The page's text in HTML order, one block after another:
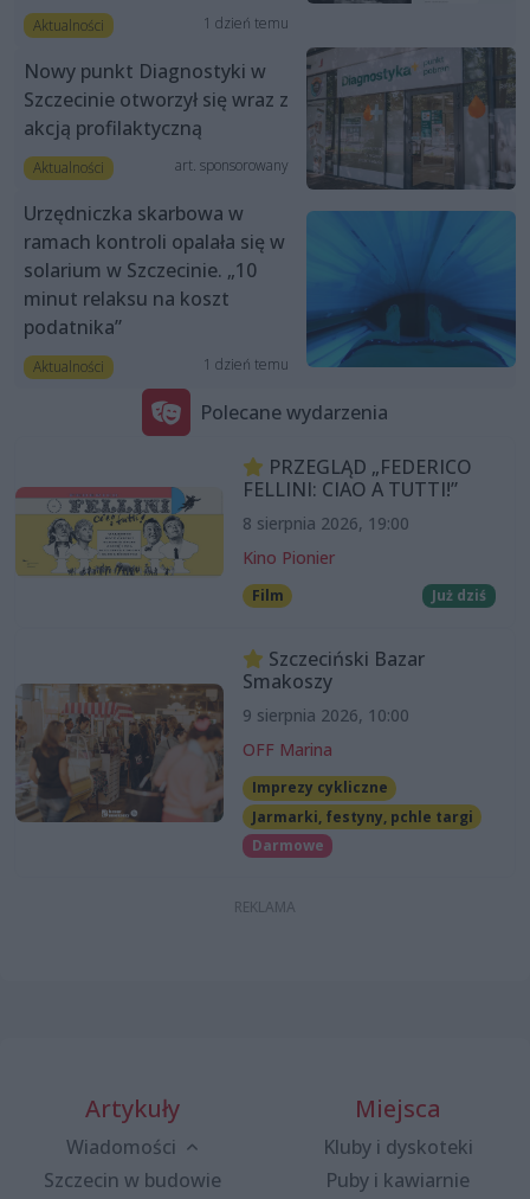
Aktualności 1 dzień temu
Nowy punkt Diagnostyki w
Szczecinie otworzył się wraz z
akcją profilaktyczną
Aktualności art. sponsorowany
Urzędniczka skarbowa w
ramach kontroli opalała się w
solarium w Szczecinie. „10
minut relaksu na koszt
podatnika”
Aktualności 1 dzień temu
Polecane wydarzenia
PRZEGLĄD „FEDERICO
FELLINI: CIAO A TUTTI!”
8 sierpnia 2026, 19:00
Kino Pionier
Film Już dziś
Szczeciński Bazar
Smakoszy
9 sierpnia 2026, 10:00
OFF Marina
Imprezy cykliczne
Jarmarki, festyny, pchle targi
Darmowe
Artykuły
Wiadomości
Szczecin w budowie
Miejsca
Kluby i dyskoteki
Puby i kawiarnie